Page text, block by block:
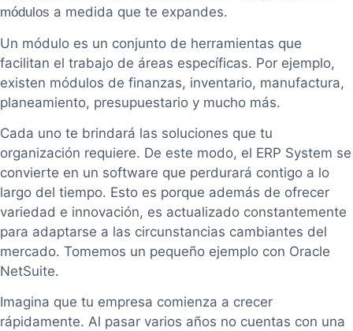
módulos a medida que te expandes.
Un módulo es un conjunto de herramientas que
facilitan el trabajo de áreas específicas. Por ejemplo,
existen módulos de finanzas, inventario, manufactura,
planeamiento, presupuestario y mucho más.
Cada uno te brindará las soluciones que tu
organización requiere. De este modo, el ERP System se
convierte en un software que perdurará contigo a lo
largo del tiempo. Esto es porque además de ofrecer
variedad e innovación, es actualizado constantemente
para adaptarse a las circunstancias cambiantes del
mercado. Tomemos un pequeño ejemplo con Oracle
NetSuite.
Imagina que tu empresa comienza a crecer
rápidamente. Al pasar varios años no cuentas con una